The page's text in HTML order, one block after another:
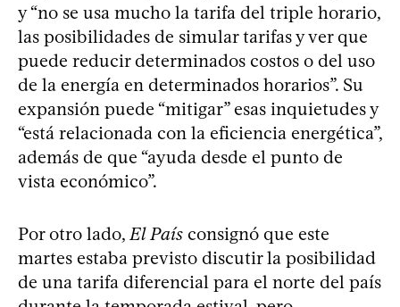
y “no se usa mucho la tarifa del triple horario,
las posibilidades de simular tarifas y ver que
puede reducir determinados costos o del uso
de la energía en determinados horarios”. Su
expansión puede “mitigar” esas inquietudes y
“está relacionada con la eficiencia energética”,
además de que “ayuda desde el punto de
vista económico”.
Por otro lado, El País consignó que este
martes estaba previsto discutir la posibilidad
de una tarifa diferencial para el norte del país